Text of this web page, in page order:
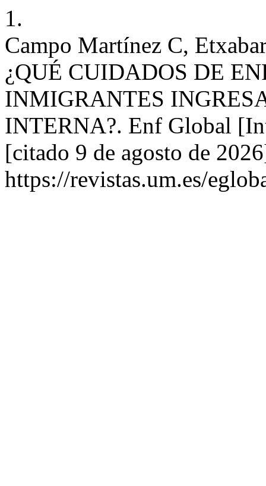
1.
Campo Martínez C,
¿QUÉ CUIDADOS DE
INMIGRANTES
INTERNA?. Enf Global
[citado 9 de agosto de
https://revistas.um.es/